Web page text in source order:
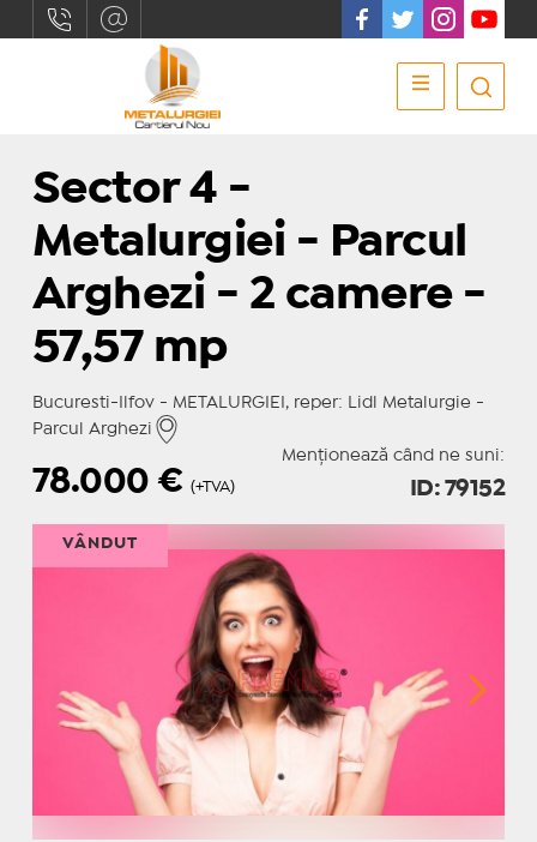
Sector 4 -
Metalurgiei - Parcul
Arghezi - 2 camere -
57,57 mp
Bucuresti-Ilfov - METALURGIEI, reper: Lidl Metalurgie -
Parcul Arghezi
Menționează când ne suni:
78.000€ (+TVA) ID: 79152
VÂNDUT